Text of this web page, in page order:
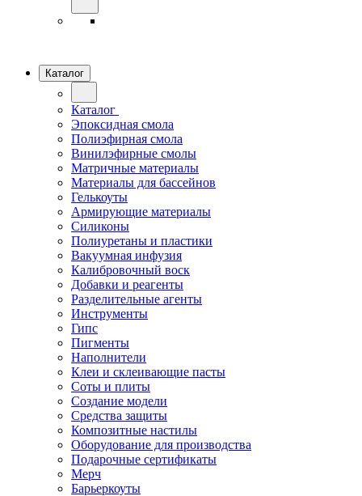
Каталог
Каталог
Эпоксидная смола
Полиэфирная смола
Винилэфирные смолы
Матричные материалы
Материалы для бассейнов
Гелькоуты
Армирующие материалы
Силиконы
Полиуретаны и пластики
Вакуумная инфузия
Калибровочный воск
Добавки и реагенты
Разделительные агенты
Инструменты
Гипс
Пигменты
Наполнители
Клеи и склеивающие пасты
Соты и плиты
Создание модели
Средства защиты
Композитные настилы
Оборудование для производства
Подарочные сертификаты
Мерч
Барьеркоуты